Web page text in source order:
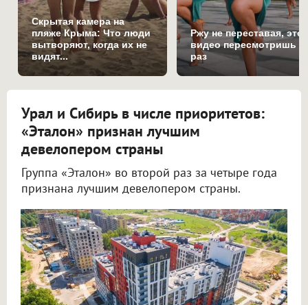
Скрытая камера на
пляже Крыма: Что люди
вытворяют, когда их не
видят...
Ржу не переставая, это
видео пересмотришь
раз
Урал и Сибирь в числе приоритетов:
«Эталон» признан лучшим
девелопером страны
Группа «Эталон» во второй раз за четыре года
признана лучшим девелопером страны.